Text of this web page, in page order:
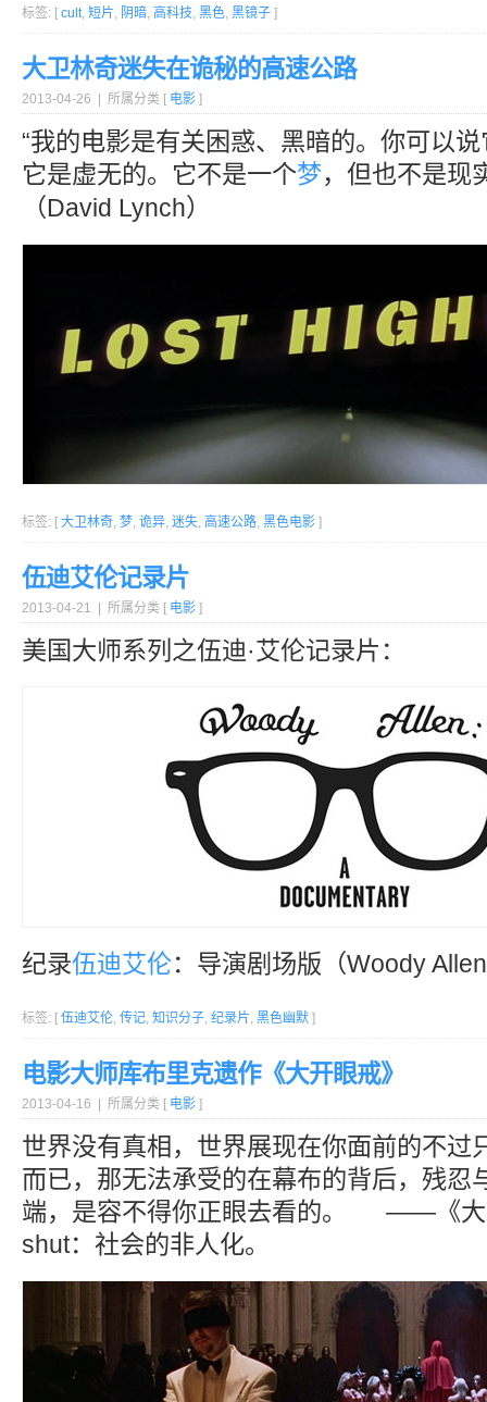
标签: [ cult, 短片, 阴暗, 高科技, 黑色, 黑镜子 ]
大卫林奇迷失在诡秘的高速公路
2013-04-26 | 所属分类 [ 电影 ]
“我的电影是有关困惑、黑暗的。你可以
它是虚无的。它不是一个梦，但也不是
（David Lynch）
标签: [ 大卫林奇, 梦, 诡异, 迷失, 高速公路, 黑色电影 ]
伍迪艾伦记录片
2013-04-21 | 所属分类 [ 电影 ]
美国大师系列之伍迪·艾伦记录片：
纪录伍迪艾伦：导演剧场版（Woody
标签: [ 伍迪艾伦, 传记, 知识分子, 纪录片, 黑色幽默 ]
电影大师库布里克遗作《大开眼戒》
2013-04-16 | 所属分类 [ 电影 ]
世界没有真相，世界展现在你面前的不过
而已，那无法承受的在幕布的背后，残忍
端，是容不得你正眼去看的。 ——《大
shut：社会的非人化。